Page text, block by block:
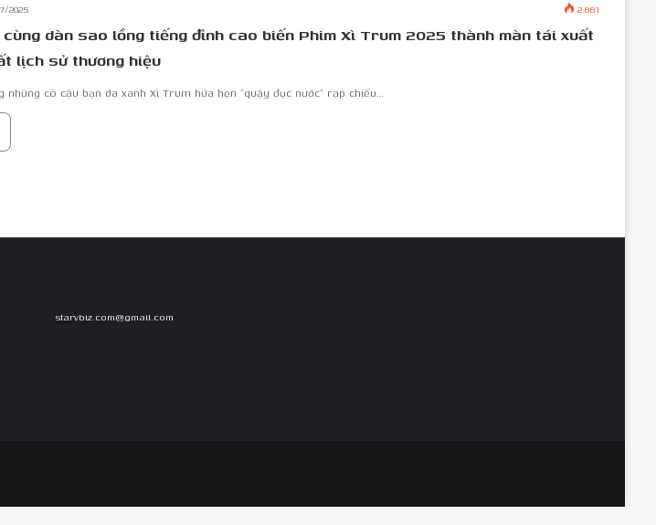
2025 2.881
dàn sao lồng tiếng đỉnh cao biến Phim Xì Trum 2025 thành màn tái xuất
lịch sử thương hiệu
những cô cậu bạn da xanh Xì Trum hứa hẹn “quậy đục nước” rạp chiếu…
starvbiz.com@gmail.com